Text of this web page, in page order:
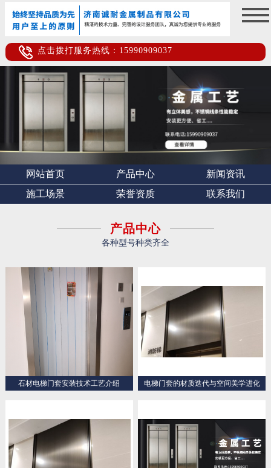
点击拨打服务热线：15990909037
网站首页 产品中心
新闻资讯
施工场景
荣誉资质 联系我们
产品中心
各种型号种类齐全
石材电梯门套安装技术工艺介绍 电梯门套的材质迭代与空间美学进化